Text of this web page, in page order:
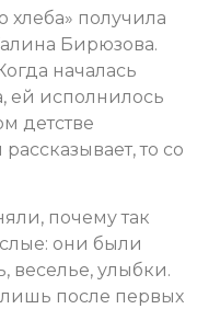
хлеба» получила
Бирюзова.
началась
ей исполнилось
детстве
то со
почему так
они были
веселье, улыбки.
лишь после первых